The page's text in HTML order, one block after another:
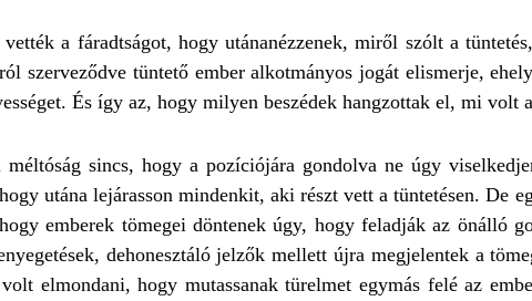
a fáradtságot, hogy utánanézzenek, miről szólt a
szerveződve tüntető ember alkotmányos jogát elismerje,
És így az, hogy milyen beszédek hangzottak el, mi volt
sincs, hogy a pozíciójára gondolva ne úgy
utána lejárasson mindenkit, aki részt vett a tüntetésen. De
emberek tömegei döntenek úgy, hogy feladják az önálló
dehonesztáló jelzők mellett újra megjelentek a
elmondani, hogy mutassanak türelmet egymás felé az